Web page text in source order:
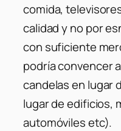
comida,
calidad y no por
con suficiente
podría convencer
candelas en lugar
lugar de edificios,
automóviles etc).